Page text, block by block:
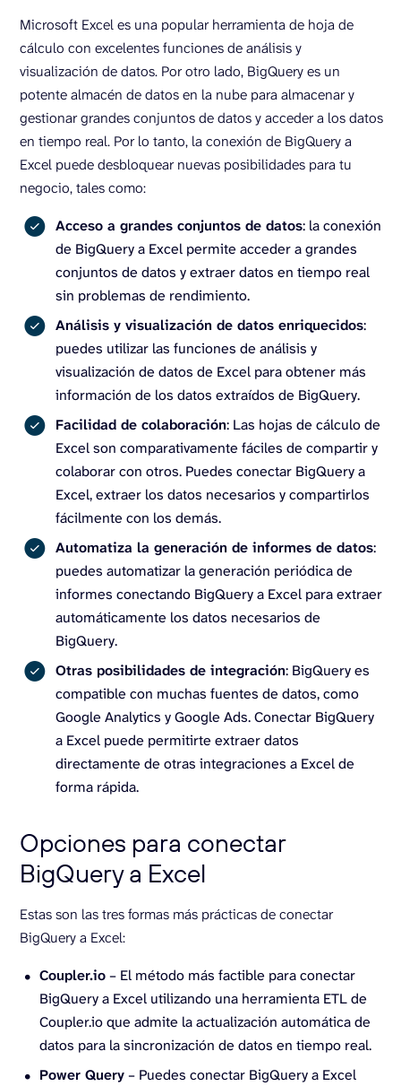
Microsoft Excel es una popular herramienta de hoja de
cálculo con excelentes funciones de análisis y
visualización de datos. Por otro lado, BigQuery es un
potente almacén de datos en la nube para almacenar y
gestionar grandes conjuntos de datos y acceder a los datos
en tiempo real. Por lo tanto, la conexión de BigQuery a
Excel puede desbloquear nuevas posibilidades para tu
negocio, tales como:
Acceso a grandes conjuntos de datos: la conexión
de BigQuery a Excel permite acceder a grandes
conjuntos de datos y extraer datos en tiempo real
sin problemas de rendimiento.
Análisis y visualización de datos enriquecidos:
puedes utilizar las funciones de análisis y
visualización de datos de Excel para obtener más
información de los datos extraídos de BigQuery.
Facilidad de colaboración: Las hojas de cálculo de
Excel son comparativamente fáciles de compartir y
colaborar con otros. Puedes conectar BigQuery a
Excel, extraer los datos necesarios y compartirlos
fácilmente con los demás.
Automatiza la generación de informes de datos:
puedes automatizar la generación periódica de
informes conectando BigQuery a Excel para extraer
automáticamente los datos necesarios de
BigQuery.
Otras posibilidades de integración: BigQuery es
compatible con muchas fuentes de datos, como
Google Analytics y Google Ads. Conectar BigQuery
a Excel puede permitirte extraer datos
directamente de otras integraciones a Excel de
forma rápida.
Opciones para conectar
BigQuery a Excel
Estas son las tres formas más prácticas de conectar
BigQuery a Excel:
Coupler.io– El método más factible para conectar
BigQuery a Excel utilizando una herramienta ETL de
Coupler.io que admite la actualización automática de
datos para la sincronización de datos en tiempo real.
Power Query– Puedes conectar BigQuery a Excel